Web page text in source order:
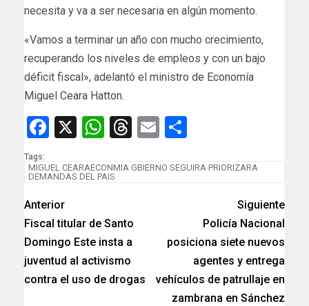
necesita y va a ser necesaria en algún momento.
«Vamos a terminar un año con mucho crecimiento,
recuperando los niveles de empleos y con un bajo
déficit fiscal», adelantó el ministro de Economía
Miguel Ceara Hatton.
Facebook
X WhatsApp
Threads
Email
Tags:
MIGUEL CEARAECONMIA GBIERNO SEGUIRA PRIORIZARA
DEMANDAS DEL PAIS
Anterior
Fiscal titular de Santo
Domingo Este insta a
juventud al activismo
contra el uso de drogas
Siguiente
Policía Nacional
posiciona siete nuevos
agentes y entrega
vehículos de patrullaje en
zambrana en Sánchez